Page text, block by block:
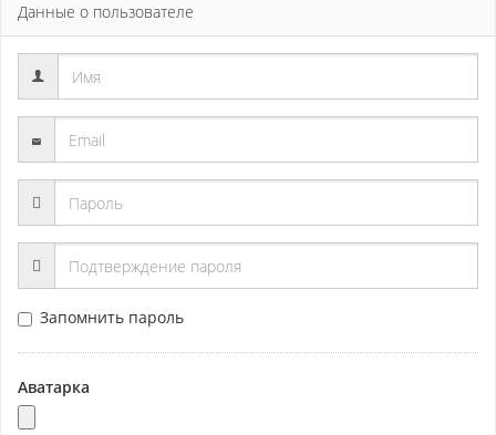
Данные о пользователе
Запомнить пароль
Аватарка